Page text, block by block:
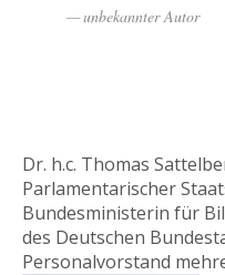
unbekannter Autor
Dr. h.c. Thomas
Parlamentarischer
Bundesministerin für
des Deutschen
Personalvorstand